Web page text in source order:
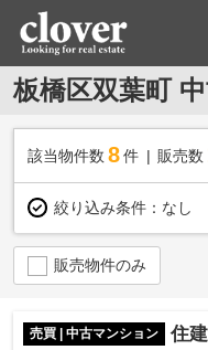
板橋区双葉町
該当物件数 8件 販売数
絞り込み条件： なし
販売物件のみ
売買 | 中古マンション 住